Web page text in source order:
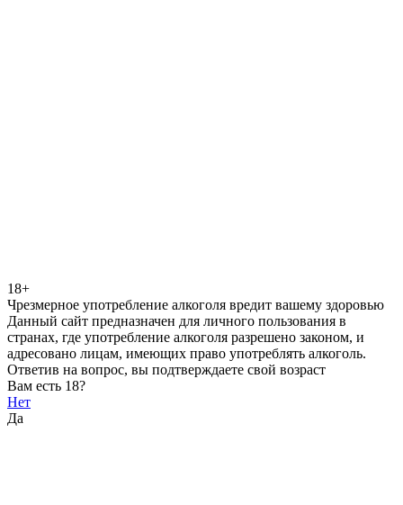
18+
Чрезмерное употребление алкоголя вредит вашему здоровью
Данный сайт предназначен для личного пользования в
странах, где употребление алкоголя разрешено законом, и
адресовано лицам, имеющих право употреблять алкоголь.
Ответив на вопрос, вы подтверждаете свой возраст
Вам есть 18?
Нет
Да